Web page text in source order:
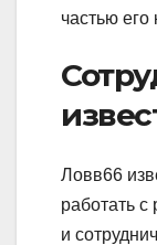
частью
Ловв66
работать
и